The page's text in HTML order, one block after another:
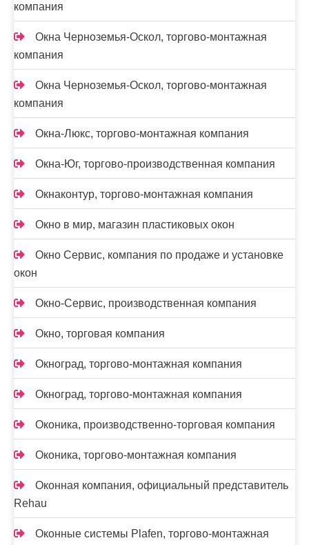
компания
Окна Черноземья-Оскол, торгово-монтажная
компания
Окна Черноземья-Оскол, торгово-монтажная
компания
Окна-Люкс, торгово-монтажная компания
Окна-Юг, торгово-производственная компания
Окнаконтур, торгово-монтажная компания
Окно в мир, магазин пластиковых окон
Окно Сервис, компания по продаже и установке
окон
Окно-Сервис, производственная компания
Окно, торговая компания
Окноград, торгово-монтажная компания
Окноград, торгово-монтажная компания
Оконика, производственно-торговая компания
Оконика, торгово-монтажная компания
Оконная компания, официальный представитель
Rehau
Оконные системы Plafen, торгово-монтажная